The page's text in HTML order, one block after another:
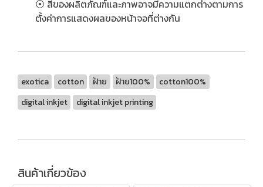
⦿ สีของผลิตภัณฑ์และภาพอาจมีความแตกต่างตามการ
ตั้งค่าการแสดงผลของหน้าจอที่ต่างกัน
exotica cotton ฝ้าย ฝ้าย100%
cotton100%
digital inkjet
digital inkjet printing
สินค้าเกี่ยวข้อง